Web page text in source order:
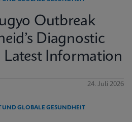
Outbreak
Diagnostic
Latest Information
24. Juli 2026
UND GLOBALE GESUNDHEIT